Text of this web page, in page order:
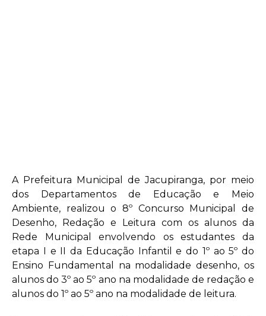
A Prefeitura Municipal de Jacupiranga, por meio
dos Departamentos de Educação e Meio
Ambiente, realizou o 8º Concurso Municipal de
Desenho, Redação e Leitura com os alunos da
Rede Municipal envolvendo os estudantes da
etapa I e II da Educação Infantil e do 1º ao 5º do
Ensino Fundamental na modalidade desenho, os
alunos do 3º ao 5º ano na modalidade de redação e
alunos do 1º ao 5º ano na modalidade de leitura.